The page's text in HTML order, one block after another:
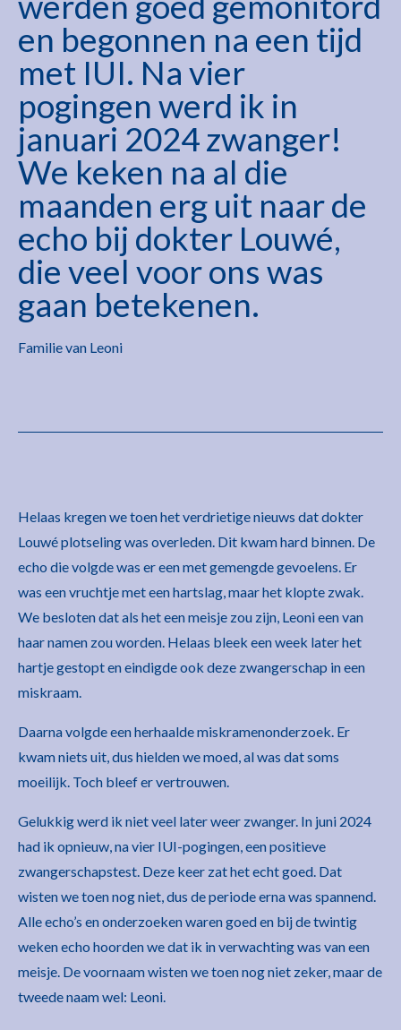
en begonnen na een tijd
met IUI. Na vier
pogingen werd ik in
januari 2024 zwanger!
We keken na al die
maanden erg uit naar de
echo bij dokter Louwé,
die veel voor ons was
gaan betekenen.
Familie van Leoni
Helaas kregen we toen het verdrietige nieuws dat dokter
Louwé plotseling was overleden. Dit kwam hard binnen. De
echo die volgde was er een met gemengde gevoelens. Er
was een vruchtje met een hartslag, maar het klopte zwak.
We besloten dat als het een meisje zou zijn, Leoni een van
haar namen zou worden. Helaas bleek een week later het
hartje gestopt en eindigde ook deze zwangerschap in een
miskraam.
Daarna volgde een herhaalde miskramenonderzoek. Er
kwam niets uit, dus hielden we moed, al was dat soms
moeilijk. Toch bleef er vertrouwen.
Gelukkig werd ik niet veel later weer zwanger. In juni 2024
had ik opnieuw, na vier IUI-pogingen, een positieve
zwangerschapstest. Deze keer zat het echt goed. Dat
wisten we toen nog niet, dus de periode erna was spannend.
Alle echo’s en onderzoeken waren goed en bij de twintig
weken echo hoorden we dat ik in verwachting was van een
meisje. De voornaam wisten we toen nog niet zeker, maar de
tweede naam wel: Leoni.